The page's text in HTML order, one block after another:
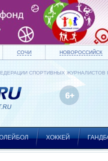
СОЧИ НОВОРОССИЙСК
СПОРТИВНЫХ ЖУРНАЛИСТОВ
ХОККЕЙ